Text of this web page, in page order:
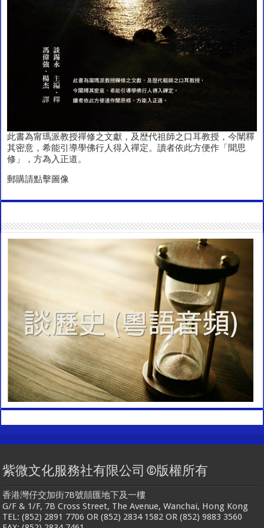
此書為甯瑪派教授禪修之文獻，及歴代祖師之口耳教授，今闡釋
其密意，希能引導學佛行人得入禪定。讀者依此方便作「聞思
修」，方為入正道。
郵購請點擊圖像
紫微文化服務社有限公司 ©版權所有
香港灣仔交加街7B號囍匯地下及一樓
G/F & 1/F, 7B Cross Street, The Avenue, Wanchai, Hong Kong
TEL: (852) 2891 7706 OR (852) 2834 1582 OR (852) 9883 3560